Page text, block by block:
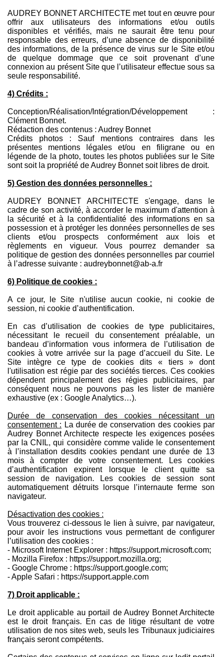
AUDREY BONNET ARCHITECTE met tout en œuvre pour
offrir aux utilisateurs des informations et/ou outils
disponibles et vérifiés, mais ne saurait être tenu pour
responsable des erreurs, d’une absence de disponibilité
des informations, de la présence de virus sur le Site et/ou
de quelque dommage que ce soit provenant d’une
connexion au présent Site que l’utilisateur effectue sous sa
seule responsabilité.
4) Crédits :
Conception/Réalisation/Intégration/Développement :
Clément Bonnet.
Rédaction des contenus : Audrey Bonnet
Crédits photos : Sauf mentions contraires dans les
présentes mentions légales et/ou en filigrane ou en
légende de la photo, toutes les photos publiées sur le Site
sont soit la propriété de Audrey Bonnet soit libres de droit.
5) Gestion des données personnelles :
AUDREY BONNET ARCHITECTE s'engage, dans le
cadre de son activité, à accorder le maximum d'attention à
la sécurité et à la confidentialité des informations en sa
possession et à protéger les données personnelles de ses
clients et/ou prospects conformément aux lois et
règlements en vigueur. Vous pourrez demander sa
politique de gestion des données personnelles par courriel
à l’adresse suivante : audreybonnet@ab-a.fr
6) Politique de cookies :
A ce jour, le Site n'utilise aucun cookie, ni cookie de
session, ni cookie d’authentification.
En cas d’utilisation de cookies de type publicitaires,
nécessitant le recueil du consentement préalable, un
bandeau d’information vous informera de l’utilisation de
cookies à votre arrivée sur la page d’accueil du Site. Le
Site intègre ce type de cookies dits « tiers » dont
l'utilisation est régie par des sociétés tierces. Ces cookies
dépendent principalement des régies publicitaires, par
conséquent nous ne pouvons pas les lister de manière
exhaustive (ex : Google Analytics…).
Durée de conservation des cookies nécessitant un
consentement : La durée de conservation des cookies par
Audrey Bonnet Architecte respecte les exigences posées
par la CNIL, qui considère comme valide le consentement
à l’installation desdits cookies pendant une durée de 13
mois à compter de votre consentement. Les cookies
d’authentification expirent lorsque le client quitte sa
session de navigation. Les cookies de session sont
automatiquement détruits lorsque l’internaute ferme son
navigateur.
Désactivation des cookies :
Vous trouverez ci-dessous le lien à suivre, par navigateur,
pour avoir les instructions vous permettant de configurer
l’utilisation des cookies :
- Microsoft Internet Explorer : https://support.microsoft.com;
- Mozilla Firefox : https://support.mozilla.org;
- Google Chrome : https://support.google.com;
- Apple Safari : https://support.apple.com
7) Droit applicable :
Le droit applicable au portail de Audrey Bonnet Architecte
est le droit français. En cas de litige résultant de votre
utilisation de nos sites web, seuls les Tribunaux judiciaires
français seront compétents.